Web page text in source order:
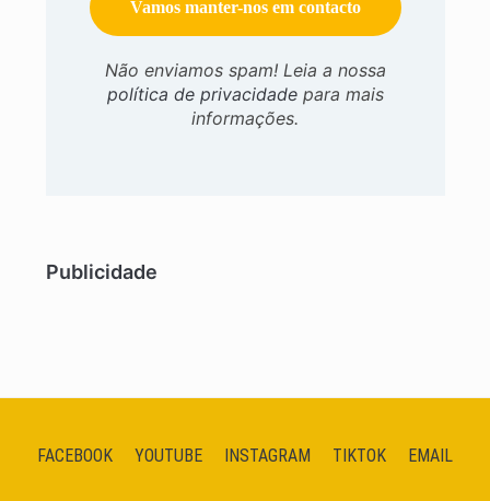
Não enviamos spam! Leia a nossa
política de privacidadepara mais
informações.
Publicidade
FACEBOOK YOUTUBE INSTAGRAM TIKTOK EMAIL